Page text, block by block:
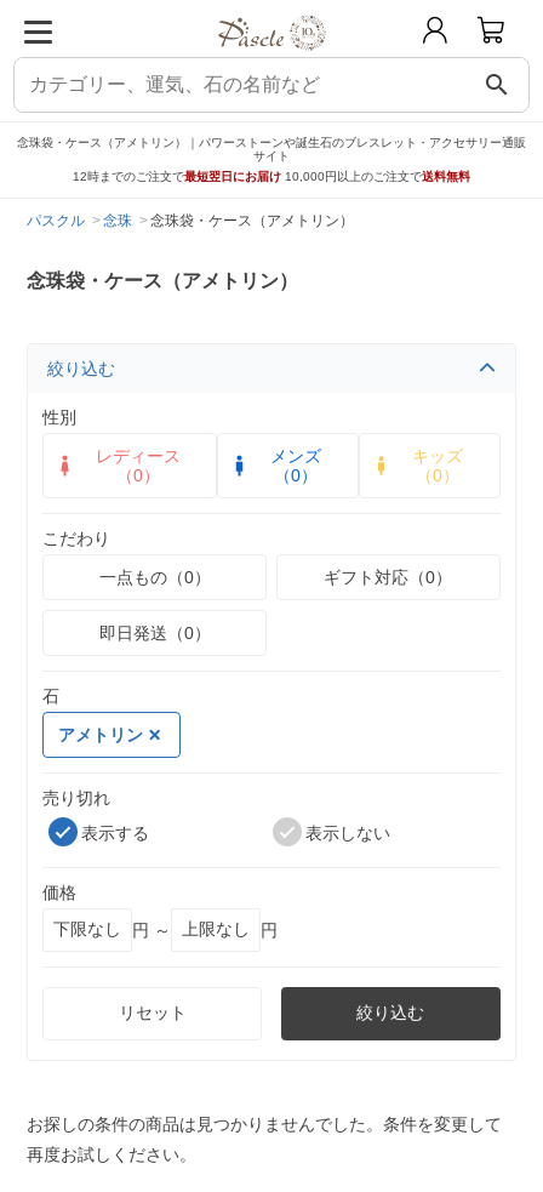
search
念珠袋・ケース（アメトリン）｜パワーストーンや誕生石のブレスレット・アクセサリー通販
サイト
12時までのご注文で最短翌日にお届け 10,000円以上のご注文で送料無料
パスクル 念珠 念珠袋・ケース（アメトリン）
念珠袋・ケース（アメトリン）
絞り込む
性別
レディース
（0）
メンズ
（0）
キッズ
（0）
こだわり
一点もの（0）
ギフト対応（0）
即日発送（0）
石
アメトリン
売り切れ
表示する
表示しない
価格
円 ～
円
リセット 絞り込む
お探しの条件の商品は見つかりませんでした。条件を変更して
再度お試しください。